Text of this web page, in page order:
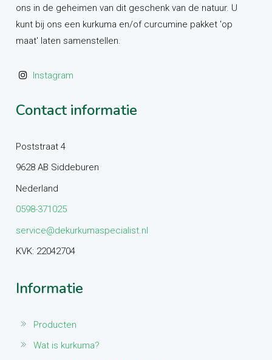
ons in de geheimen van dit geschenk van de natuur. U
kunt bij ons een kurkuma en/of curcumine pakket 'op
maat' laten samenstellen.
Instagram
Contact informatie
Poststraat 4
9628 AB Siddeburen
Nederland
0598-371025
service@dekurkumaspecialist.nl
KVK: 22042704
Informatie
Producten
Wat is kurkuma?